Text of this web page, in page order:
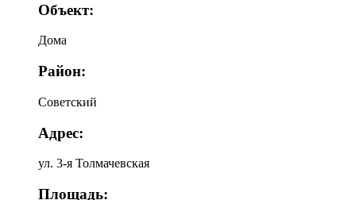
Объект:
Дома
Район:
Советский
Адрес:
ул. 3-я Толмачевская
Площадь: